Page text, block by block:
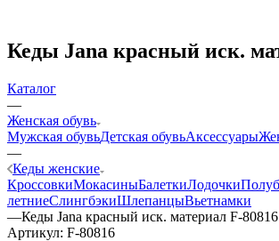
Кеды Jana красный иск.
Каталог
—
Женская обувь
Мужская обувьДетская обувьАксессуары
—
Кеды женские
КроссовкиМокасиныБалеткиЛодочки
летниеСлингбэкиШлепанцыВьетнамки
—Кеды Jana красный иск. материал F-80816
Артикул: F-80816